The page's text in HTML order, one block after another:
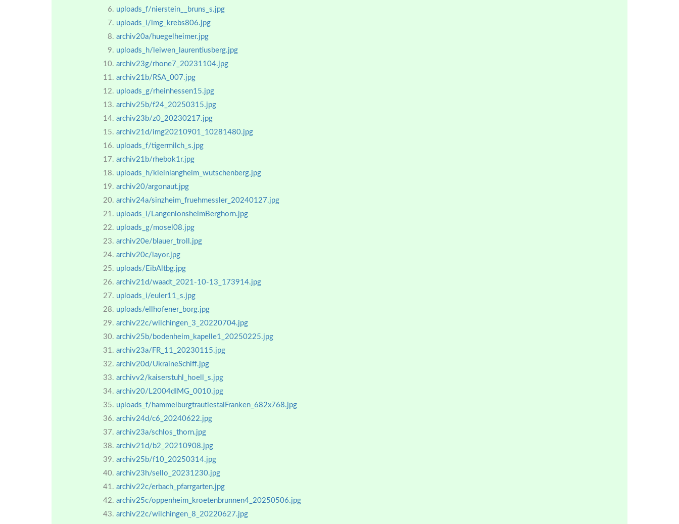
uploads_f/nierstein__bruns_s.jpg
uploads_i/img_krebs806.jpg
archiv20a/huegelheimer.jpg
uploads_h/leiwen_laurentiusberg.jpg
archiv23g/rhone7_20231104.jpg
archiv21b/RSA_007.jpg
uploads_g/rheinhessen15.jpg
archiv25b/f24_20250315.jpg
archiv23b/z0_20230217.jpg
archiv21d/img20210901_10281480.jpg
uploads_f/tigermilch_s.jpg
archiv21b/rhebok1r.jpg
uploads_h/kleinlangheim_wutschenberg.jpg
archiv20/argonaut.jpg
archiv24a/sinzheim_fruehmessler_20240127.jpg
uploads_i/LangenlonsheimBerghorn.jpg
uploads_g/mosel08.jpg
archiv20e/blauer_troll.jpg
archiv20c/layor.jpg
uploads/EibAltbg.jpg
archiv21d/waadt_2021-10-13_173914.jpg
uploads_i/euler11_s.jpg
uploads/ellhofener_borg.jpg
archiv22c/wilchingen_3_20220704.jpg
archiv25b/bodenheim_kapelle1_20250225.jpg
archiv23a/FR_11_20230115.jpg
archiv20d/UkraineSchiff.jpg
archivv2/kaiserstuhl_hoell_s.jpg
archiv20/L2004dIMG_0010.jpg
uploads_f/hammelburgtrautlestalFranken_682x768.jpg
archiv24d/c6_20240622.jpg
archiv23a/schlos_thorn.jpg
archiv21d/b2_20210908.jpg
archiv25b/f10_20250314.jpg
archiv23h/sello_20231230.jpg
archiv22c/erbach_pfarrgarten.jpg
archiv25c/oppenheim_kroetenbrunnen4_20250506.jpg
archiv22c/wilchingen_8_20220627.jpg